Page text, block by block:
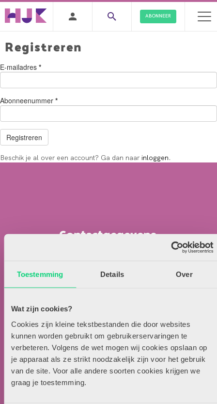
Toestemming Details Over
Wat zijn cookies?
Cookies zijn kleine tekstbestanden die door websites
kunnen worden gebruikt om gebruikerservaringen te
verbeteren. Volgens de wet mogen wij cookies opslaan op
je apparaat als ze strikt noodzakelijk zijn voor het gebruik
van de site. Voor alle andere soorten cookies krijgen we
graag je toestemming.
ABONNEER
Registreren
E-mailadres *
Abonneenummer *
Beschik je al over een account? Ga dan naar inloggen.
Over HJK
Artikel insturen
Adverteren in HJK
Contactgegevens
T.a.v. redactie HJK
Locomotiefboulevard 101
013-5838800
contact@hjk-online.nl